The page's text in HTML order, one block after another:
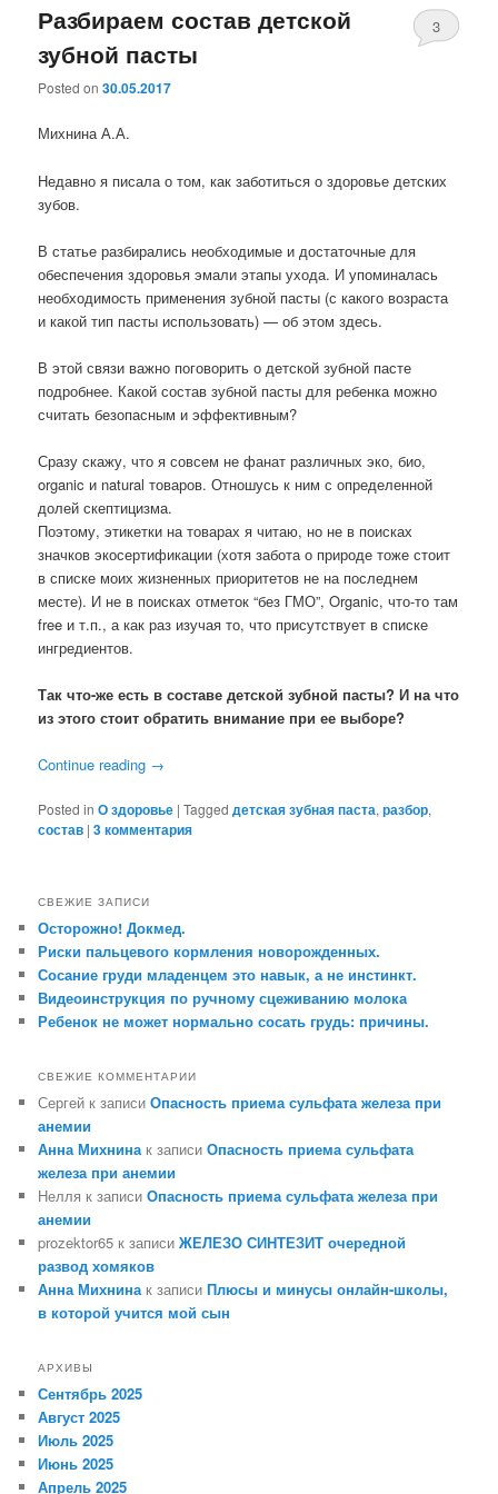
Разбираем состав детской
зубной пасты
Posted on30.05.2017
3
Михнина А.А.
Недавно я писала о том, как заботиться о здоровье детских
зубов.
В статье разбирались необходимые и достаточные для
обеспечения здоровья эмали этапы ухода. И упоминалась
необходимость применения зубной пасты (с какого возраста
и какой тип пасты использовать) — об этом здесь.
В этой связи важно поговорить о детской зубной пасте
подробнее. Какой состав зубной пасты для ребенка можно
считать безопасным и эффективным?
Сразу скажу, что я совсем не фанат различных эко, био,
organic и natural товаров. Отношусь к ним с определенной
долей скептицизма.
Поэтому, этикетки на товарах я читаю, но не в поисках
значков экосертификации (хотя забота о природе тоже стоит
в списке моих жизненных приоритетов не на последнем
месте). И не в поисках отметок “без ГМО”, Organic, что-то там
free и т.п., а как раз изучая то, что присутствует в списке
ингредиентов.
Так что-же есть в составе детской зубной пасты? И на что
из этого стоит обратить внимание при ее выборе?
Continue reading →
Posted in О здоровье |Tagged детская зубная паста,разбор,
состав |3комментария
СВЕЖИЕ ЗАПИСИ
Осторожно! Докмед.
Риски пальцевого кормления новорожденных.
Сосание груди младенцем это навык, а не инстинкт.
Видеоинструкция по ручному сцеживанию молока
Ребенок не может нормально сосать грудь: причины.
СВЕЖИЕ КОММЕНТАРИИ
Сергей к записиОпасность приема сульфата железа при
анемии
Анна Михнинак записиОпасность приема сульфата
железа при анемии
Нелля к записиОпасность приема сульфата железа при
анемии
prozektor65 к записиЖЕЛЕЗО СИНТЕЗИТ очередной
развод хомяков
Анна Михнинак записиПлюсы и минусы онлайн-школы,
в которой учится мой сын
АРХИВЫ
Сентябрь 2025
Август 2025
Июль 2025
Июнь 2025
Апрель 2025